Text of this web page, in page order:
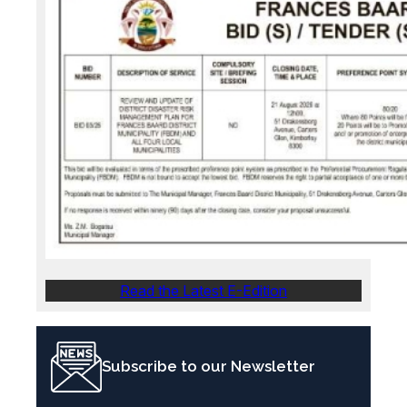
Read the Latest E-Edition
Subscribe to our Newsletter